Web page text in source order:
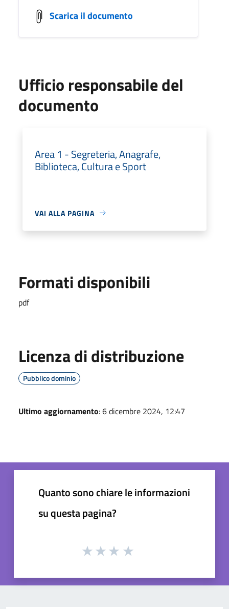
Scarica il documento
Ufficio responsabile del
documento
Area 1 - Segreteria, Anagrafe,
Biblioteca, Cultura e Sport
VAI ALLA PAGINA
Formati disponibili
pdf
Licenza di distribuzione
Pubblico dominio
Ultimo aggiornamento: 6 dicembre 2024, 12:47
Quanto sono chiare le informazioni
su questa pagina?